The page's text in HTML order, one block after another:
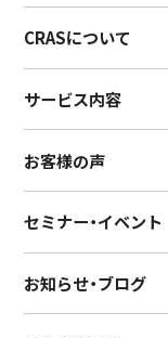
CRASについて
サービス内容
お客様の声
セミナー・イベント
お知らせ・ブログ